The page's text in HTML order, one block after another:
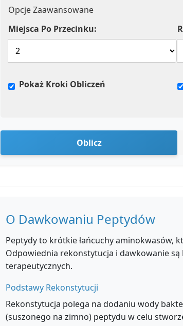
Opcje Zaawansowane
Miejsca Po Przecinku:
Pokaż Kroki Obliczeń
Oblicz
O Dawkowaniu Peptydów
Peptydy to krótkie łańcuchy aminokwasów,
Odpowiednia rekonstytucja i dawkowanie
terapeutycznych.
Podstawy Rekonstytucji
Rekonstytucja polega na dodaniu wody
(suszonego na zimno) peptydu w celu